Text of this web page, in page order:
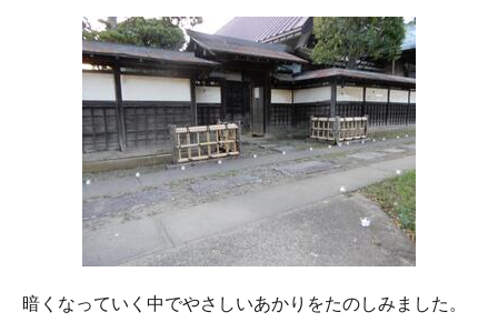
暗くなっていく中でやさしいあかりをたのしみました。